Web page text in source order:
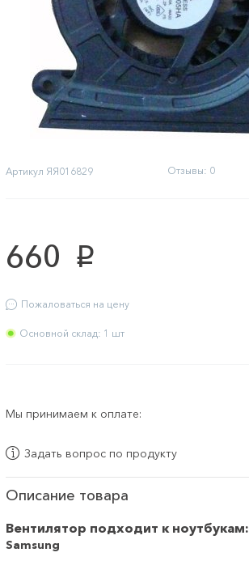
Артикул ЯЯ016829 Отзывы: 0
660 p
Пожаловаться на цену
Основной склад: 1 шт
Мы принимаем к оплате:
Задать вопрос по продукту
Описание товара
Вентилятор подходит к ноутбукам:
Samsung